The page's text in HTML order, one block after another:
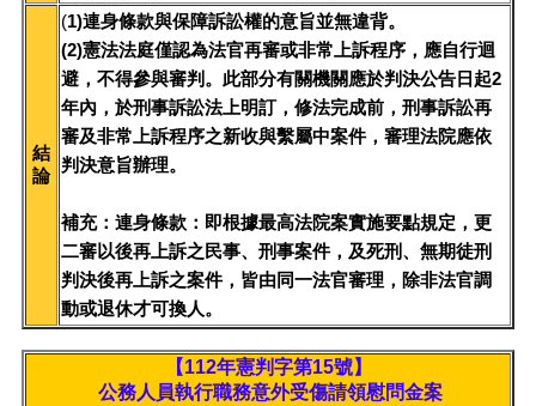
結
論
(1)連身條款與保障訴訟權的意旨並無違背。
(2)憲法法庭僅認為法官再審或非常上訴程序，應自行迴
避，不得參與審判。此部分有關機關應於判決公告日起2
年內，於刑事訴訟法上明訂，修法完成前，刑事訴訟再
審及非常上訴程序之新收與繫屬中案件，審理法院應依
判決意旨辦理。
補充：連身條款：即根據最高法院案實施要點規定，更
二審以後再上訴之民事、刑事案件，及死刑、無期徒刑
判決後再上訴之案件，皆由同一法官審理，除非法官調
動或退休才可換人。
【112年憲判字第15號】
公務人員執行職務意外受傷請領慰問金案